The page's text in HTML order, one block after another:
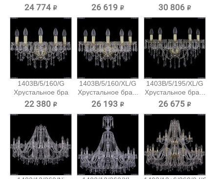
24 774 ₽ 26 619 ₽ 30 806 ₽
1403B/5/160/G
Хрустальное бра
Bohemia...
22 380 ₽
1403B/5/160/XL/G
Хрустальное бра...
26 193 ₽
1403B/5/195/XL/G
Хрустальное бра...
26 675 ₽